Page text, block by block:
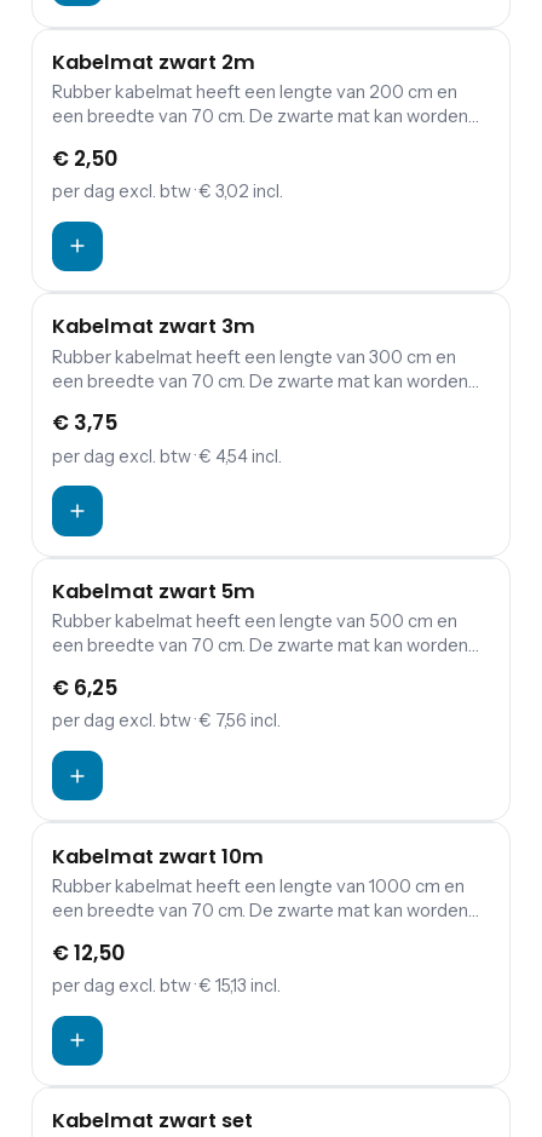
Kabelmat zwart 2m
Rubber kabelmat heeft een lengte van 200 cm en
een breedte van 70 cm. De zwarte mat kan worden
kabelmat voor jouw evenement te huren is de kans
op struikelen over kabels bijvoorbeeld een stuk
€ 2,50
per dag excl. btw· € 3,02 incl.
Kabelmat zwart 3m
Rubber kabelmat heeft een lengte van 300 cm en
een breedte van 70 cm. De zwarte mat kan worden
kabelmat voor jouw evenement te huren is de kans
op struikelen over kabels bijvoorbeeld een stuk
€ 3,75
per dag excl. btw· € 4,54 incl.
Kabelmat zwart 5m
Rubber kabelmat heeft een lengte van 500 cm en
een breedte van 70 cm. De zwarte mat kan worden
kabelmat voor jouw evenement te huren is de kans
op struikelen over kabels bijvoorbeeld een stuk
€ 6,25
per dag excl. btw· € 7,56 incl.
Kabelmat zwart 10m
Rubber kabelmat heeft een lengte van 1000 cm en
een breedte van 70 cm. De zwarte mat kan worden
kabelmat voor jouw evenement te huren is de kans
op struikelen over kabels bijvoorbeeld een stuk
€ 12,50
per dag excl. btw· € 15,13 incl.
Kabelmat zwart set